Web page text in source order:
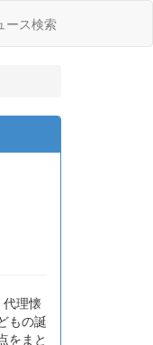
ース検索
理懐
もの誕
をまと